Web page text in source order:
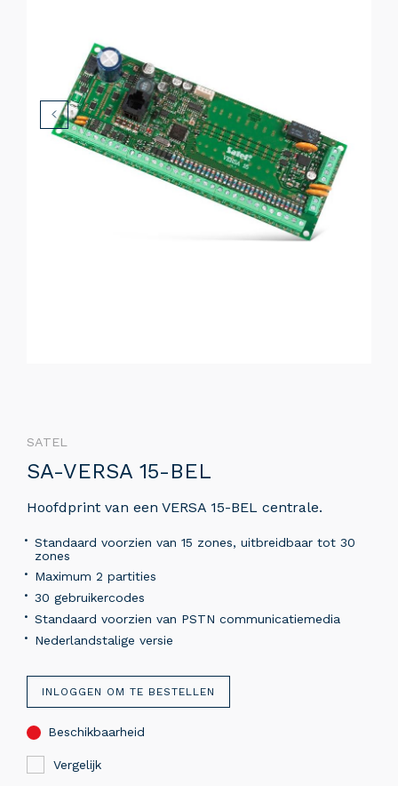
SATEL
SA-VERSA 15-BEL
Hoofdprint van een VERSA 15-BEL centrale.
Standaard voorzien van 15 zones, uitbreidbaar tot 30
zones
Maximum 2 partities
30 gebruikercodes
Standaard voorzien van PSTN communicatiemedia
Nederlandstalige versie
INLOGGEN OM TE BESTELLEN
Beschikbaarheid
Vergelijk